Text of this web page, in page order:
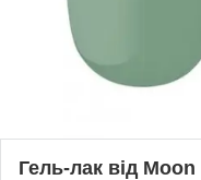
Гель-лак від